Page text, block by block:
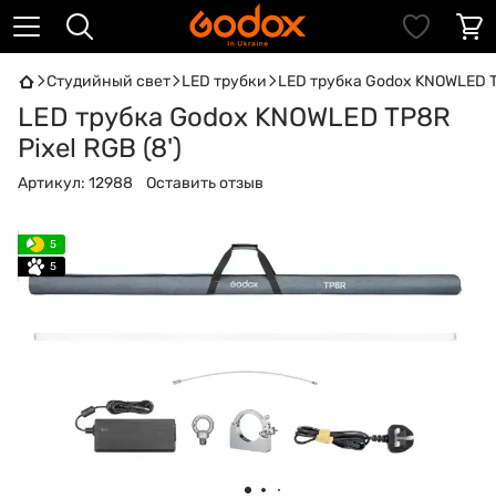
Студийный свет LED трубки LED трубка Godox KNOWLED
LED трубка Godox KNOWLED TP8R
Pixel RGB (8')
Артикул: 12988 Оставить отзыв
5
5